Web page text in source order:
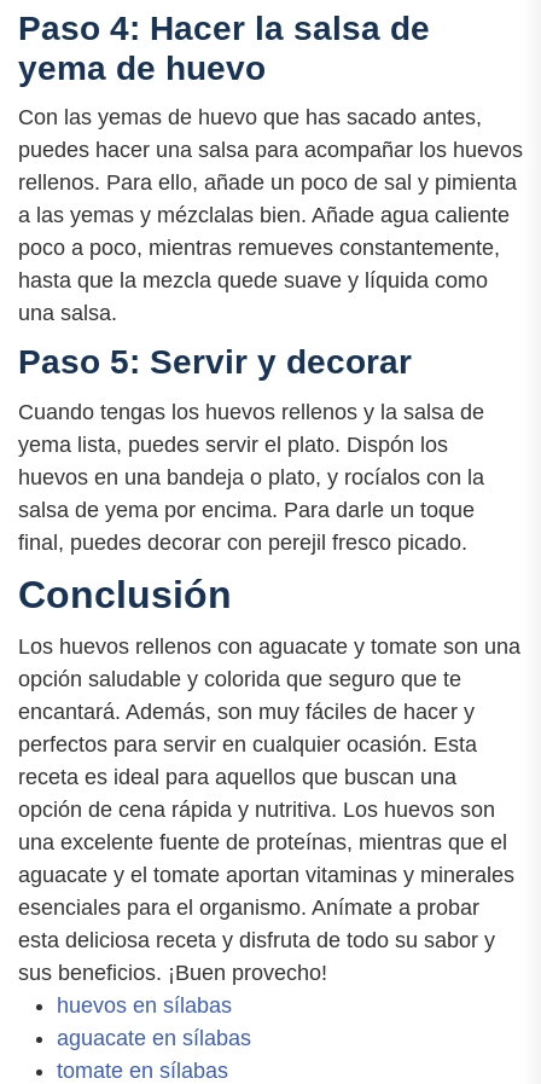
Paso 4: Hacer la salsa de
yema de huevo
Con las yemas de huevo que has sacado antes,
puedes hacer una salsa para acompañar los huevos
rellenos. Para ello, añade un poco de sal y pimienta
a las yemas y mézclalas bien. Añade agua caliente
poco a poco, mientras remueves constantemente,
hasta que la mezcla quede suave y líquida como
una salsa.
Paso 5: Servir y decorar
Cuando tengas los huevos rellenos y la salsa de
yema lista, puedes servir el plato. Dispón los
huevos en una bandeja o plato, y rocíalos con la
salsa de yema por encima. Para darle un toque
final, puedes decorar con perejil fresco picado.
Conclusión
Los huevos rellenos con aguacate y tomate son una
opción saludable y colorida que seguro que te
encantará. Además, son muy fáciles de hacer y
perfectos para servir en cualquier ocasión. Esta
receta es ideal para aquellos que buscan una
opción de cena rápida y nutritiva. Los huevos son
una excelente fuente de proteínas, mientras que el
aguacate y el tomate aportan vitaminas y minerales
esenciales para el organismo. Anímate a probar
esta deliciosa receta y disfruta de todo su sabor y
sus beneficios. ¡Buen provecho!
huevos en sílabas
aguacate en sílabas
tomate en sílabas